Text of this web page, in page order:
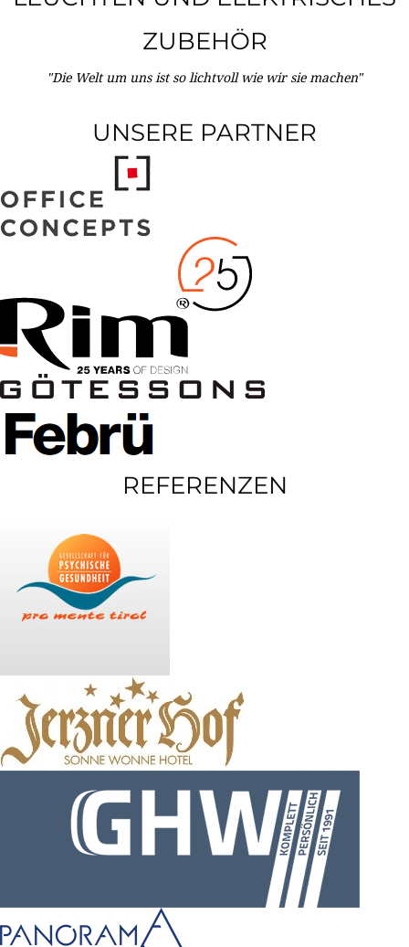
ZUBEHÖR
"Die Welt um uns ist so lichtvoll wie wir sie machen"
UNSERE PARTNER
REFERENZEN